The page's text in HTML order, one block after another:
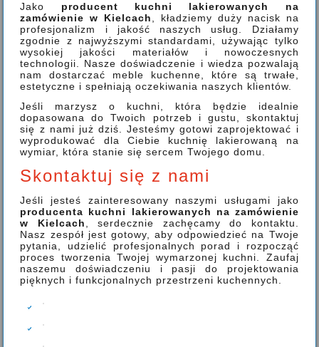
Jako producent kuchni lakierowanych na
zamówienie w Kielcach, kładziemy duży nacisk na
profesjonalizm i jakość naszych usług. Działamy
zgodnie z najwyższymi standardami, używając tylko
wysokiej jakości materiałów i nowoczesnych
technologii. Nasze doświadczenie i wiedza pozwalają
nam dostarczać meble kuchenne, które są trwałe,
estetyczne i spełniają oczekiwania naszych klientów.
Jeśli marzysz o kuchni, która będzie idealnie
dopasowana do Twoich potrzeb i gustu, skontaktuj
się z nami już dziś. Jesteśmy gotowi zaprojektować i
wyprodukować dla Ciebie kuchnię lakierowaną na
wymiar, która stanie się sercem Twojego domu.
Skontaktuj się z nami
Jeśli jesteś zainteresowany naszymi usługami jako
producenta kuchni lakierowanych na zamówienie
w Kielcach, serdecznie zachęcamy do kontaktu.
Nasz zespół jest gotowy, aby odpowiedzieć na Twoje
pytania, udzielić profesjonalnych porad i rozpocząć
proces tworzenia Twojej wymarzonej kuchni. Zaufaj
naszemu doświadczeniu i pasji do projektowania
pięknych i funkcjonalnych przestrzeni kuchennych.